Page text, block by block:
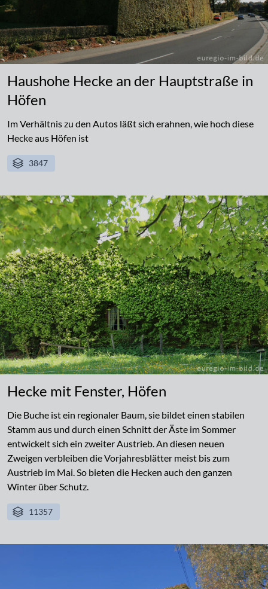
Haushohe Hecke an der Hauptstraße in
Höfen
Im Verhältnis zu den Autos läßt sich erahnen, wie hoch diese
Hecke aus Höfen ist
3847
Hecke mit Fenster, Höfen
Die Buche ist ein regionaler Baum, sie bildet einen stabilen
Stamm aus und durch einen Schnitt der Äste im Sommer
entwickelt sich ein zweiter Austrieb. An diesen neuen
Zweigen verbleiben die Vorjahresblätter meist bis zum
Austrieb im Mai. So bieten die Hecken auch den ganzen
Winter über Schutz.
11357